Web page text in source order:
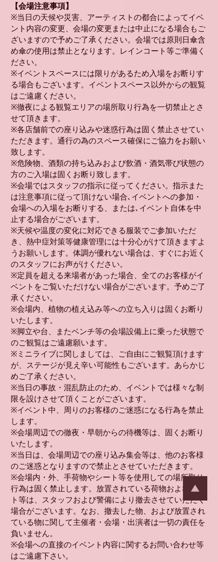
【会場注意事項】
※当日の天候や災害、アーティストの都合によってイベ
ント内容の変更、会場の変更または中止になる場合もご
ざいますので予めご了承ください。会場では原則日傘含
め傘の使用は禁止となります。レインコート等ご準備く
ださい。
※イベントスペースには限りがあるため入場をお断りす
る場合もございます。イベントスペース以外からの観覧
はご遠慮ください。
※徹夜による観覧エリアの場所取り行為を一切禁止とさ
せて頂きます。
※各店舗前での座り込みや迷惑行為は固く禁止させてい
ただきます。通行の為のスペース確保にご協力をお願い
致します。
※危険物、酒類の持ち込みおよび飲酒・酒気帯び状態の
方のご入場は固くお断り致します。
※会場ではスタッフの指示に従ってください。指示また
は注意事項に従って頂けない場合､イベントへの参加・
会場への入場をお断りする、または､イベント自体を中
止する場合がございます。
※天候や温度の変化に対応できる服装でご参加いただ
き、熱中症対策等健康管理には十分心がけて頂きますよ
うお願いします。体調が優れない場合は、すぐにお近く
のスタッフにお声がけください。
※定員を超える来場者があった場合、全てのお客様がイ
ベントをご覧いただけない場合がございます。予めご了
承ください。
※会場内、植物の植え込み等への立ち入りは固くお断り
いたします。
※脚立や台、またベンチ等の会場設備上に乗った状態で
のご観覧はご遠慮願います。
※ミニライブに関しましては、ご自由にご観覧頂けます
が、ステージが見え辛い可能性もございます。あらかじ
めご了承ください。
※当日の事故・混乱防止のため、イベントでは様々な制
限を設けさせて頂くことがございます。
※イベント中、周りのお客様のご迷惑になる行為を禁止
します。
※会場周辺での徹夜・早朝からの待機等は、固くお断り
いたします。
※当日は、会場周辺での座り込み集会等は、他のお客様
のご迷惑となりますので禁止とさせていただきます。
※会場内・外、手荷物やシート等を使用しての場所取り
行為は固く禁止します。放置されている荷物およびシー
ト等は、スタッフおよび警備により撤去させていただく
場合がございます。なお、撤去した物、および放置され
ている物に関して主催者・会場・出演者は一切の責任を
負いません。
※会場への直接のイベント内容に関するお問い合わせ等
はご遠慮下さい。